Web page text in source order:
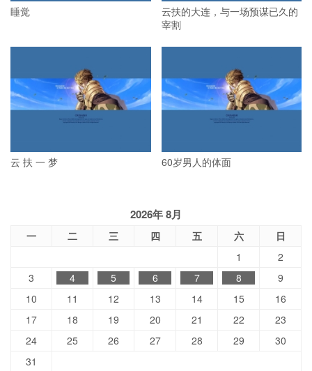
睡觉
云扶的大连，与一场预谋已久的
宰割
云 扶 一 梦 60岁男人的体面
2026年 8月
一 二 三 四 五 六
日
1
2
3
4 5 6 7 8
9
10
11 12 13 14 15
16
17
18 19 20 21 22
23
24
25 26 27 28 29
30
31